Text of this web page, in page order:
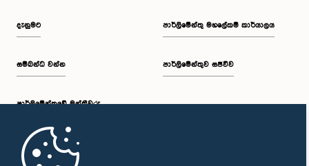
දැනුමට
සම්බන්ධ වන්න
පාර්ලි‌මේන්තුවේ මන්ත්‍රීවරු
මුල් පිටුව
පාර්ලිමේන්තු මහලේකම් කාර්යාලය
පාර්ලිමේන්තුව සජීවීව